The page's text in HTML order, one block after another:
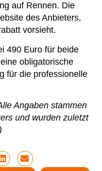
auf Rennen. Die
des Anbieters,
vorsieht.
490 Euro für beide
obligatorische
für die professionelle
Angaben stammen
und wurden zuletzt